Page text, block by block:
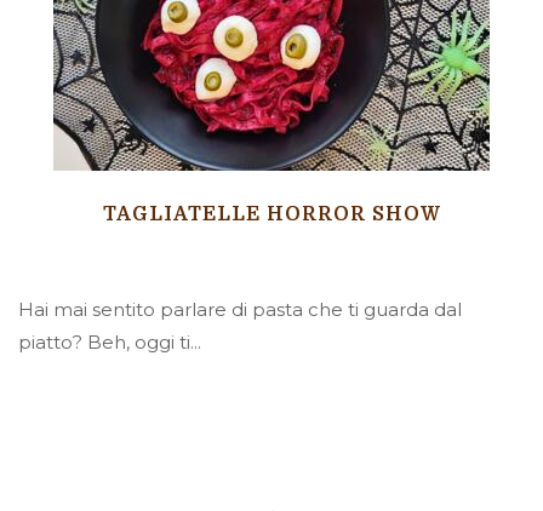
TAGLIATELLE HORROR SHOW
Hai mai sentito parlare di pasta che ti guarda dal
piatto? Beh, oggi ti...